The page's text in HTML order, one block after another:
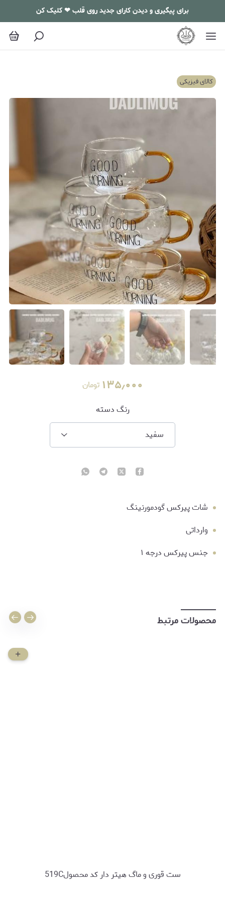
برای پیگیری و دیدن کارای جدید روی قلب ❤ کلیک کن
کالای فیزیکی
۱۳۵٫۰۰۰ تومان
رنگ دسته
سفید
شات پیرکس گودمورنینگ
وارداتی
جنس پیرکس درجه ۱
محصولات مرتبط
ست قوری و ماگ هیتر دار کد محصول519C